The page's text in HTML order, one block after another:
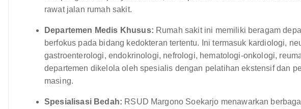
rawat jalan rumah sakit.
Departemen Medis Khusus: Rumah sakit ini memiliki beragam
berfokus pada bidang kedokteran tertentu. Ini termasuk kardiologi,
gastroenterologi, endokrinologi, nefrologi, hematologi-onkologi,
departemen dikelola oleh spesialis dengan pelatihan ekstensif dan
masing.
Spesialisasi Bedah: RSUD Margono Soekarjo menawarkan